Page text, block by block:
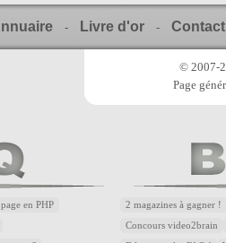
- Livre d'or - Contact
© 2007-
Page
en PHP 2 magazines à gagner !
Concours video2brain